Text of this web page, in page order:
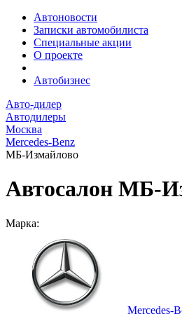
Автоновости
Записки автомобилиста
Специальные акции
О проекте
Автобизнес
Авто-дилер
Автодилеры
Москва
Mercedes-Benz
МБ-Измайлово
Автосалон МБ-
Марка:
Mercedes-